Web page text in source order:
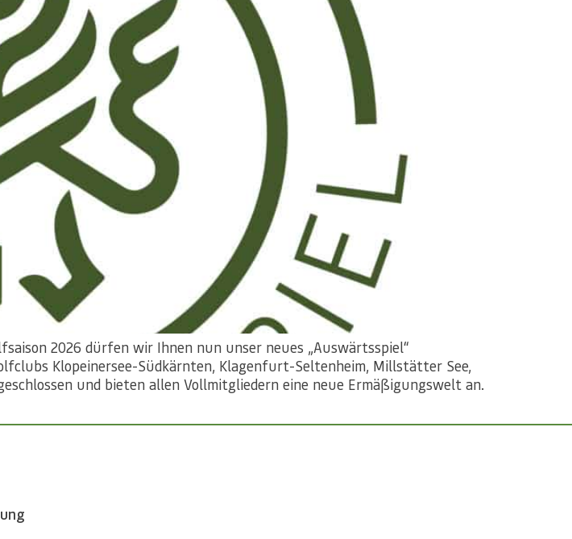
2026 dürfen wir Ihnen nun unser neues „Auswärtsspiel“
Klopeinersee-Südkärnten, Klagenfurt-Seltenheim, Millstätter See,
und bieten allen Vollmitgliedern eine neue Ermäßigungswelt an.